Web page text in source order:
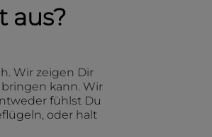
aus?
Wir zeigen Dir
kann. Wir
fühlst Du
oder halt